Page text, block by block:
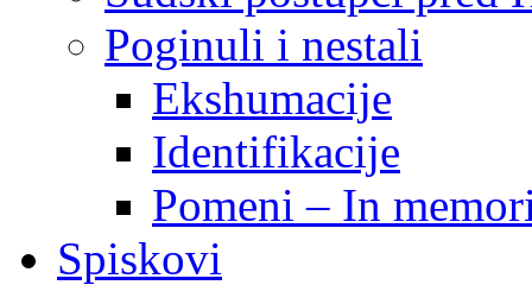
Poginuli i nestali
Ekshumacije
Identifikacije
Pomeni – In
Spiskovi